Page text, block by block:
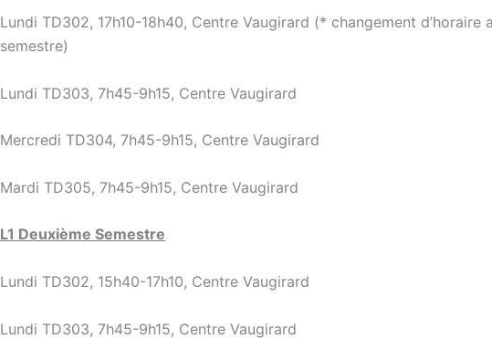
Lundi TD302, 17h10-18h40, Centre Vaugirard (* changement d’horaire
semestre)
Lundi TD303, 7h45-9h15, Centre Vaugirard
Mercredi TD304, 7h45-9h15, Centre Vaugirard
Mardi TD305, 7h45-9h15, Centre Vaugirard
L1 Deuxième Semestre
Lundi TD302, 15h40-17h10, Centre Vaugirard
Lundi TD303, 7h45-9h15, Centre Vaugirard